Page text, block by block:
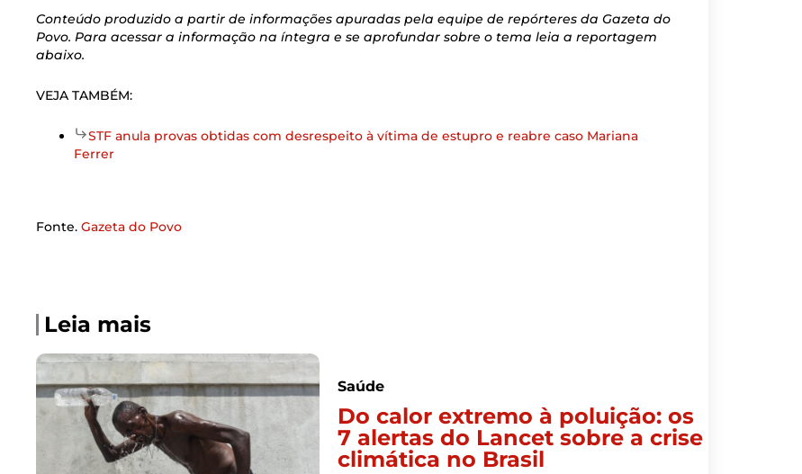
Conteúdo produzido a partir de informações apuradas pela equipe de repórteres da Gazeta do
Povo. Para acessar a informação na íntegra e se aprofundar sobre o tema leia a reportagem
abaixo.
VEJA TAMBÉM:
STF anula provas obtidas com desrespeito à vítima de estupro e reabre caso Mariana
Ferrer
Fonte. Gazeta do Povo
Leia mais
Saúde
Do calor extremo à poluição: os
7 alertas do Lancet sobre a crise
climática no Brasil